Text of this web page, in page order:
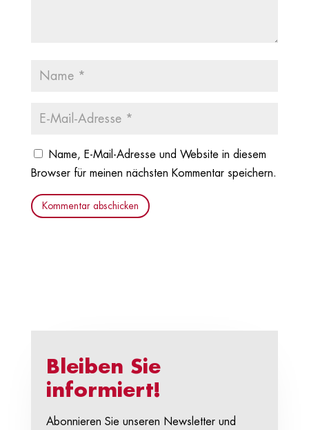
Name, E-Mail-Adresse und Website in diesem
Browser für meinen nächsten Kommentar speichern.
Kommentar abschicken
Bleiben Sie
informiert!
Abonnieren Sie unseren Newsletter und